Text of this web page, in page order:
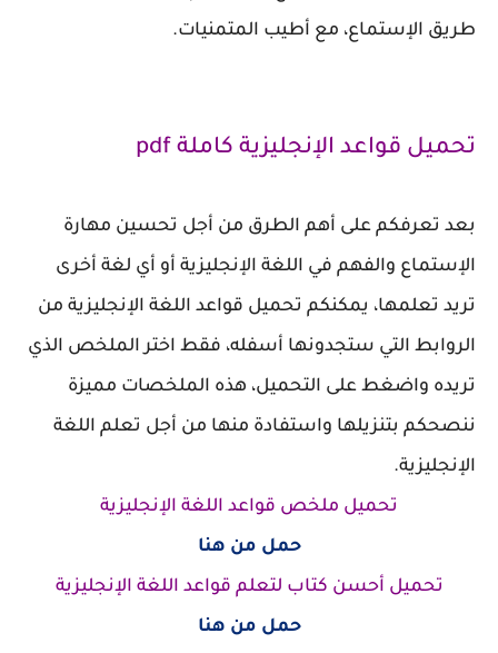
طريق الإستماع، مع أطيب المتمنيات.
تحميل قواعد الإنجليزية كاملة pdf
بعد تعرفكم على أهم الطرق من أجل تحسين مهارة
الإستماع والفهم في اللغة الإنجليزية أو أي لغة أخرى
تريد تعلمها، يمكنكم تحميل قواعد اللغة الإنجليزية من
الروابط التي ستجدونها أسفله، فقط اختر الملخص الذي
تريده واضغط على التحميل، هذه الملخصات مميزة
ننصحكم بتنزيلها واستفادة منها من أجل تعلم اللغة
الإنجليزية.
تحميل ملخص قواعد اللغة الإنجليزية
حمل من هنا
تحميل أحسن كتاب لتعلم قواعد اللغة الإنجليزية
حمل من هنا